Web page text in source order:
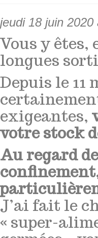
jeudi 18 juin 2020
Vous y êtes,
longues
Depuis le 11
exigeantes,
votre stock
Au regard
J’ai fait le
« super-